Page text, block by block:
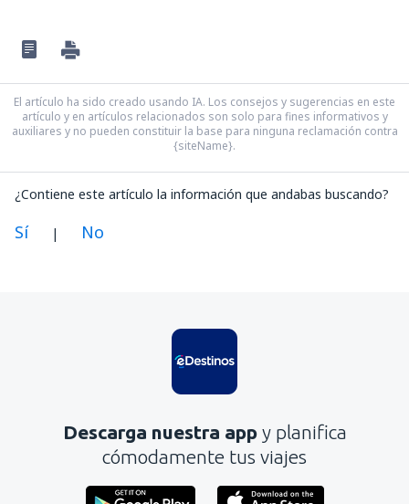
El artículo ha sido creado usando IA. Los consejos y sugerencias en este
artículo y en artículos relacionados son solo para fines informativos y
auxiliares y no pueden constituir la base para ninguna reclamación contra
{siteName}.
¿Contiene este artículo la información que andabas buscando?
Sí | No
Contiene información incorrecta
No profundiza en el tema
Enviar
Descarga nuestra app y planifica
cómodamente tus viajes